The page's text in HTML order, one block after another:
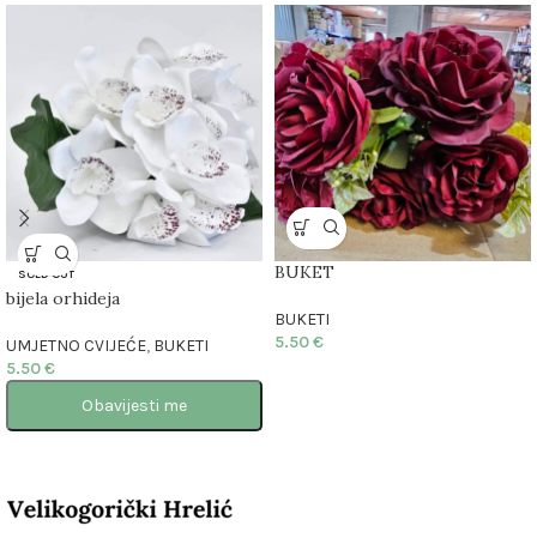
SOLD OUT
bijela orhideja
UMJETNO CVIJEĆE, BUKETI
5.50€
Obavijesti me
BUKET
BUKETI
5.50€